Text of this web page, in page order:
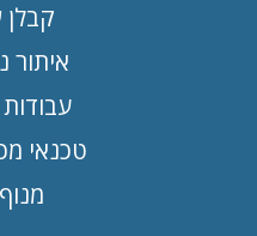
קבלן
איתור
עבודות
טכנאי